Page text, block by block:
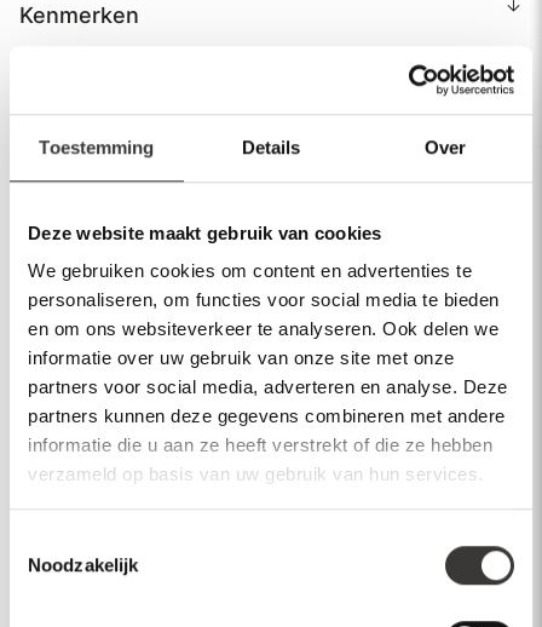
Toestemming Details Over
Deze website maakt gebruik van cookies
We gebruiken cookies om content en advertenties te
personaliseren, om functies voor social media te bieden
en om ons websiteverkeer te analyseren. Ook delen we
informatie over uw gebruik van onze site met onze
partners voor social media, adverteren en analyse. Deze
partners kunnen deze gegevens combineren met andere
informatie die u aan ze heeft verstrekt of die ze hebben
verzameld op basis van uw gebruik van hun services.
Noodzakelijk
Kenmerken
Garantie
Heeft u vragen over dit product?
Neem contact op
Bekijk ook
Kranen